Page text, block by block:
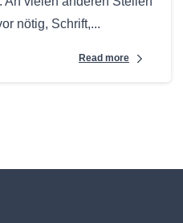
nötig, Schrift,...
Read more